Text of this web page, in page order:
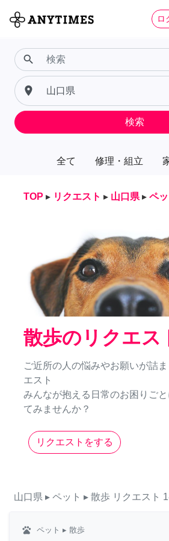
ロ
全て 修理・組立
search
place
検索
TOP ▸ リクエスト ▸ 山口県 ▸ ペッ
散歩のリクエス
ご近所の人の悩みやお願いが詰
エスト
みんなが抱える日常のお困りご
てみませんか？
リクエストをする
山口県 ▸ ペット ▸ 散歩 リクエスト
pets ペット ▸ 散歩